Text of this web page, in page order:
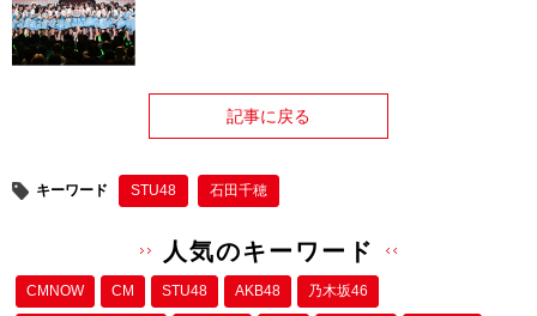
記事に戻る
キーワード STU48 石田千穂
人気のキーワード
CMNOW CM STU48 AKB48 乃木坂46